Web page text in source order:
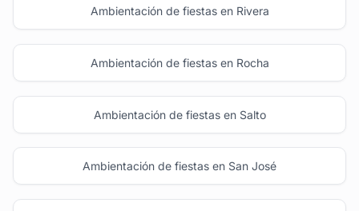
Ambientación de fiestas en Rivera
Ambientación de fiestas en Rocha
Ambientación de fiestas en Salto
Ambientación de fiestas en San José